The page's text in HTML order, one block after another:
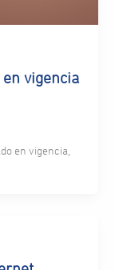
vigencia
en vigencia,